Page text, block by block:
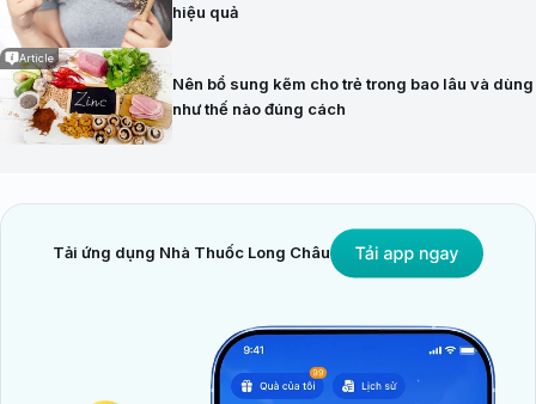
hiệu quả
Article
Nên bổ sung kẽm cho trẻ trong bao lâu và dùng
như thế nào đúng cách
Tải ứng dụng Nhà Thuốc Long Châu